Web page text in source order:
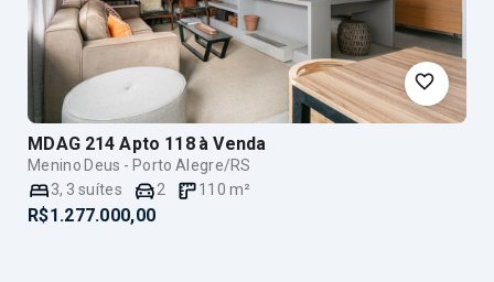
MDAG 214 Apto 118 à Venda
Menino Deus - Porto Alegre/RS
3, 3 suítes 2 110 m²
R$1.277.000,00